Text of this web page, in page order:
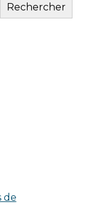
Rechercher
de